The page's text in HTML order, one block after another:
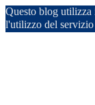
Questo blog utilizza
l'utilizzo del servizio